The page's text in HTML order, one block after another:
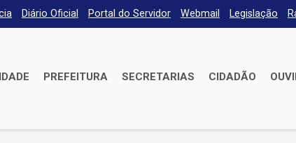
Diário Oficial Portal do Servidor Webmail Legislação
PREFEITURA SECRETARIAS CIDADÃO